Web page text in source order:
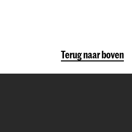
Terug naar boven